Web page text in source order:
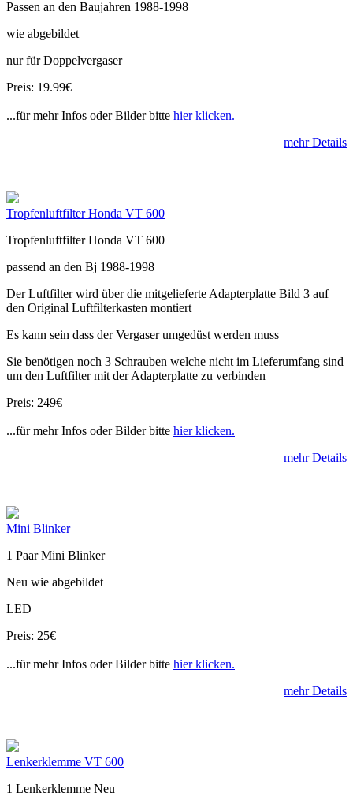
Passen an den Baujahren 1988-1998
wie abgebildet
nur für Doppelvergaser
Preis: 19.99€
...für mehr Infos oder Bilder bitte hier klicken.
mehr Details
Tropfenluftfilter Honda VT 600
Tropfenluftfilter Honda VT 600
passend an den Bj 1988-1998
Der Luftfilter wird über die mitgelieferte Adapterplatte Bild 3 auf
den Original Luftfilterkasten montiert
Es kann sein dass der Vergaser umgedüst werden muss
Sie benötigen noch 3 Schrauben welche nicht im Lieferumfang sind
um den Luftfilter mit der Adapterplatte zu verbinden
Preis: 249€
...für mehr Infos oder Bilder bitte hier klicken.
mehr Details
Mini Blinker
1 Paar Mini Blinker
Neu wie abgebildet
LED
Preis: 25€
...für mehr Infos oder Bilder bitte hier klicken.
mehr Details
Lenkerklemme VT 600
1 Lenkerklemme Neu